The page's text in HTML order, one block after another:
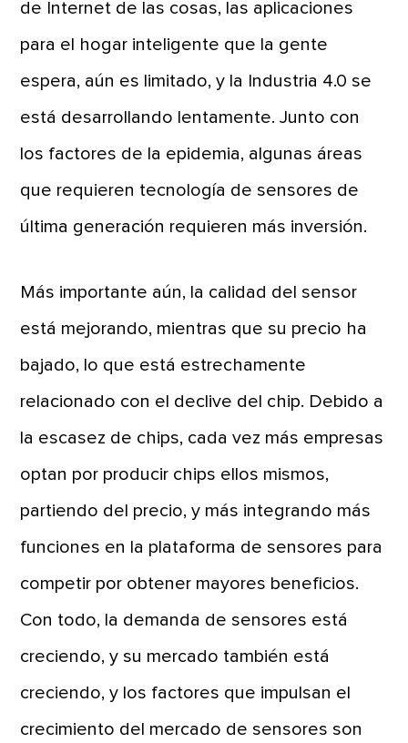
de Internet de las cosas, las aplicaciones
para el hogar inteligente que la gente
espera, aún es limitado, y la Industria 4.0 se
está desarrollando lentamente. Junto con
los factores de la epidemia, algunas áreas
que requieren tecnología de sensores de
última generación requieren más inversión.
Más importante aún, la calidad del sensor
está mejorando, mientras que su precio ha
bajado, lo que está estrechamente
relacionado con el declive del chip. Debido a
la escasez de chips, cada vez más empresas
optan por producir chips ellos mismos,
partiendo del precio, y más integrando más
funciones en la plataforma de sensores para
competir por obtener mayores beneficios.
Con todo, la demanda de sensores está
creciendo, y su mercado también está
creciendo, y los factores que impulsan el
crecimiento del mercado de sensores son